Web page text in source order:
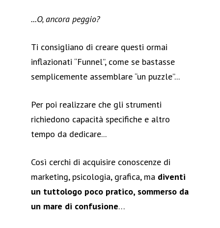
...O, ancora peggio?
Ti consigliano di creare questi ormai
inflazionati “Funnel”, come se bastasse
semplicemente assemblare “un puzzle”...
Per poi realizzare che gli strumenti
richiedono capacità specifiche e altro
tempo da dedicare...
Così cerchi di acquisire conoscenze di
marketing, psicologia, grafica, ma diventi
un tuttologo poco pratico, sommerso da
un mare di confusione…